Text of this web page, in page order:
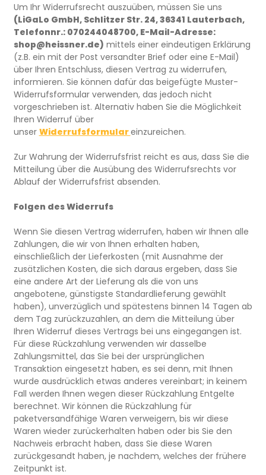
Um Ihr Widerrufsrecht auszuüben, müssen Sie uns
(LiGaLo GmbH, Schlitzer Str. 24, 36341 Lauterbach,
Telefonnr.: 070244048700, E-Mail-Adresse:
shop@heissner.de) mittels einer eindeutigen Erklärung
(z.B. ein mit der Post versandter Brief oder eine E-Mail)
über Ihren Entschluss, diesen Vertrag zu widerrufen,
informieren. Sie können dafür das beigefügte Muster-
Widerrufsformular verwenden, das jedoch nicht
vorgeschrieben ist. Alternativ haben Sie die Möglichkeit
Ihren Widerruf über
unser Widerrufsformulareinzureichen.
Zur Wahrung der Widerrufsfrist reicht es aus, dass Sie die
Mitteilung über die Ausübung des Widerrufsrechts vor
Ablauf der Widerrufsfrist absenden.
Folgen des Widerrufs
Wenn Sie diesen Vertrag widerrufen, haben wir Ihnen alle
Zahlungen, die wir von Ihnen erhalten haben,
einschließlich der Lieferkosten (mit Ausnahme der
zusätzlichen Kosten, die sich daraus ergeben, dass Sie
eine andere Art der Lieferung als die von uns
angebotene, günstigste Standardlieferung gewählt
haben), unverzüglich und spätestens binnen 14 Tagen ab
dem Tag zurückzuzahlen, an dem die Mitteilung über
Ihren Widerruf dieses Vertrags bei uns eingegangen ist.
Für diese Rückzahlung verwenden wir dasselbe
Zahlungsmittel, das Sie bei der ursprünglichen
Transaktion eingesetzt haben, es sei denn, mit Ihnen
wurde ausdrücklich etwas anderes vereinbart; in keinem
Fall werden Ihnen wegen dieser Rückzahlung Entgelte
berechnet. Wir können die Rückzahlung für
paketversandfähige Waren verweigern, bis wir diese
Waren wieder zurückerhalten haben oder bis Sie den
Nachweis erbracht haben, dass Sie diese Waren
zurückgesandt haben, je nachdem, welches der frühere
Zeitpunkt ist.